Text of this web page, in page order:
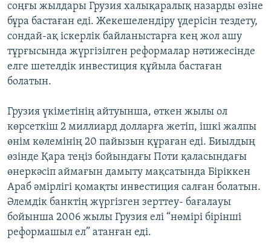
соңғы жылдары Грузия халықаралық назарды өзіне
бұра бастаған еді. Жекешелендіру үдерісін тездету,
сондай-ақ іскерлік байланыстарға кең жол ашу
тұрғысында жүргізілген реформалар нәтижесінде
елге шетелдік инвестиция құйыла бастаған
болатын.
Грузия үкіметінің айтуынша, өткен жылы ол
көрсеткіш 2 миллиард долларға жетіп, ішкі жалпы
өнім көлемінің 20 пайызын құраған еді. Биылдың
өзінде Қара теңіз бойындағы Поти қаласындағы
өнеркәсіп аймағын дамыту мақсатында Біріккен
Араб әмірлігі қомақты инвестиция салған болатын.
Әлемдік банктің жүргізген зерттеу- бағалауы
бойынша 2006 жылы Грузия елі “нөмірі бірінші
реформашыл ел” атанған еді.